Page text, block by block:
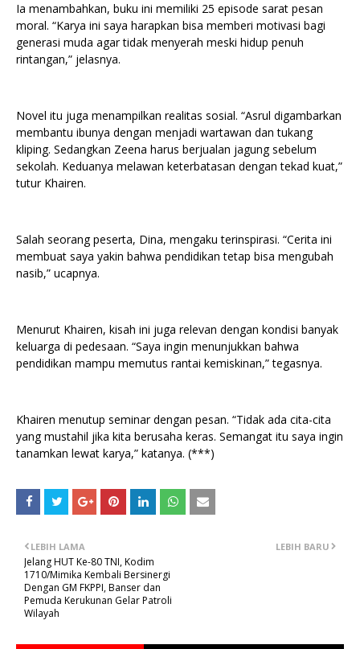
Ia menambahkan, buku ini memiliki 25 episode sarat pesan
moral. “Karya ini saya harapkan bisa memberi motivasi bagi
generasi muda agar tidak menyerah meski hidup penuh
rintangan,” jelasnya.
Novel itu juga menampilkan realitas sosial. “Asrul digambarkan
membantu ibunya dengan menjadi wartawan dan tukang
kliping. Sedangkan Zeena harus berjualan jagung sebelum
sekolah. Keduanya melawan keterbatasan dengan tekad kuat,”
tutur Khairen.
Salah seorang peserta, Dina, mengaku terinspirasi. “Cerita ini
membuat saya yakin bahwa pendidikan tetap bisa mengubah
nasib,” ucapnya.
Menurut Khairen, kisah ini juga relevan dengan kondisi banyak
keluarga di pedesaan. “Saya ingin menunjukkan bahwa
pendidikan mampu memutus rantai kemiskinan,” tegasnya.
Khairen menutup seminar dengan pesan. “Tidak ada cita-cita
yang mustahil jika kita berusaha keras. Semangat itu saya ingin
tanamkan lewat karya,” katanya. (***)
LEBIH BARU
LEBIH LAMA
Jelang HUT Ke-80 TNI, Kodim
1710/Mimika Kembali Bersinergi
Dengan GM FKPPI, Banser dan
Pemuda Kerukunan Gelar Patroli
Wilayah